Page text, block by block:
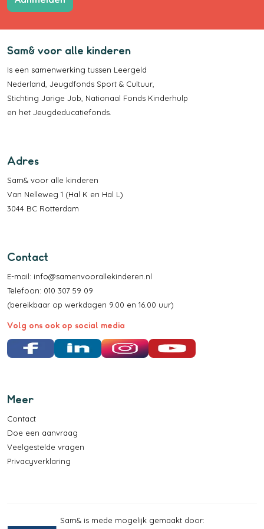
Sam& voor alle kinderen
Is een samenwerking tussen Leergeld
Nederland Jeugdfonds Sport & Cultuur
Stichting Jarige Job Nationaal Fonds Kinderhulp
en het Jeugdeducatiefonds
Adres
Sam& voor alle kinderen
Van Nelleweg 1 (Hal K en Hal L)
3044 BC Rotterdam
Contact
E-mail: info@samenvoorallekinderen.nl
Telefoon: 010 307 59 09
(bereikbaar op werkdagen 9.00 en 16.00 uur)
Volg ons ook op social media
Facebook LinkedIn Instagram YouTube
Meer
Contact
Doe een aanvraag
Veelgestelde vragen
Privacyverklaring
Sam& is mede mogelijk gemaakt door: